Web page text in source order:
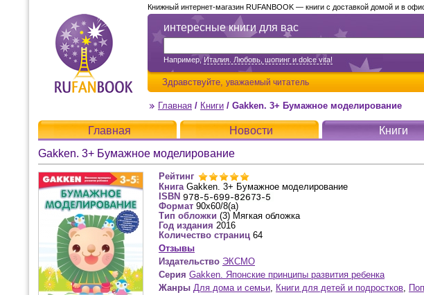
интересные книги для вас
Например,Италия. Любовь, шопинг и dolce vita!
Здравствуйте, уважаемый читатель
Книжный интернет-магазин RUFANBOOK — книги с доставкой домой и в
Главная / Книги / Gakken. 3+ Бумажное моделирование
Главная Новости Книги
Gakken. 3+ Бумажное моделирование
Рейтинг
Книга Gakken. 3+ Бумажное моделирование
ISBN
Формат 90x60/8(а)
Тип обложки (3) Мягкая обложка
Год издания 2016
Количество страниц 64
Отзывы
Издательство ЭКСМО
Серия Gakken. Японские принципы развития ребенка
Жанры Для дома и семьи, Книги для детей и подростков,